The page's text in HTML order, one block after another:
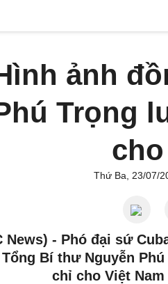
ảnh
Trọng
Thứ Ba, 23/07/
News) - Phó đại sứ
Bí thư Nguyễn
chỉ cho Việt